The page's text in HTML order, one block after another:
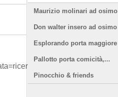
Maurizio molinari ad osimo
Don walter insero ad osimo
Esplorando porta maggiore
Pallotto porta comicità,...
Pinocchio & friends